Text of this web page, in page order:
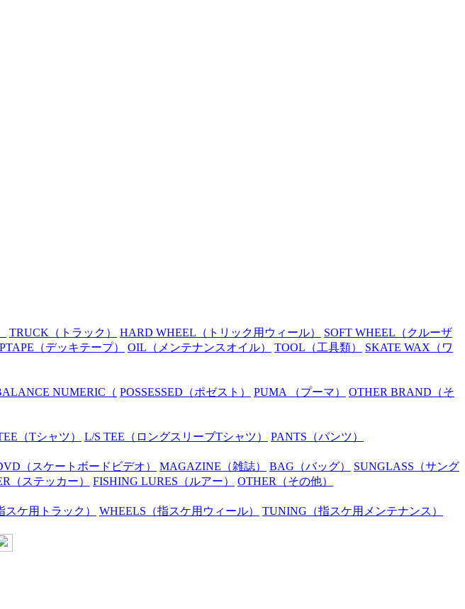
TRUCK （トラック） HARD WHEEL （トリック用ウィール） SOFT WHEEL （クルーザ
（デッキテープ） OIL （メンテナンスオイル） TOOL （工具類） SKATE WAX （ワ
NUMERIC （ POSSESSED （ポゼスト） PUMA （プーマ） OTHER BRAND （そ
（Tシャツ） L/S TEE （ロングスリーブTシャツ） PANTS （パンツ）
（スケートボードビデオ） MAGAZINE （雑誌） BAG （バッグ） SUNGLASS （サング
（ステッカー） FISHING LURES （ルアー） OTHER （その他）
スケ用トラック） WHEELS （指スケ用ウィール） TUNING （指スケ用メンテナンス）